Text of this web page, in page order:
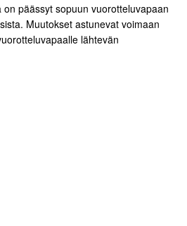
päässyt sopuun vuorotteluvapaan
Muutokset astunevat voimaan
lähtevän